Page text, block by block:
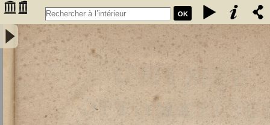
OK
Chimie optomatique ou l'art d'apprendre facilement cette science en
aidant le discours, de tableaux, de figures et de caractères
symboliques, afin de mieux saisir, par la vue, les rapports de la
composition et de la décomposition des corps par F. G. Courrejolles.
Livre premier. Minéraux - Courrejolles, François-Gabriel